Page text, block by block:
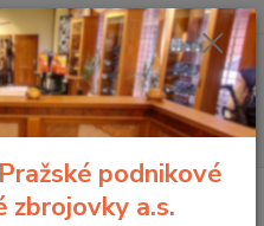
Menu
Hledat
díly Pro dlouhé zbraně
podnikové
zbrojovky a.s.